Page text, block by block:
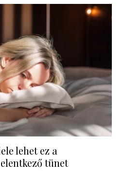
lehet ez a
tünet